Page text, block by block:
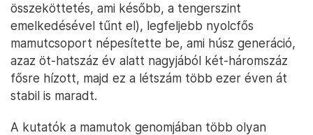
összeköttetés, ami később, a tengerszint
emelkedésével tűnt el), legfeljebb nyolcfős
mamutcsoport népesítette be, ami húsz generáció,
azaz öt-hatszáz év alatt nagyjából két-háromszáz
fősre hízott, majd ez a létszám több ezer éven át
stabil is maradt.
A kutatók a mamutok genomjában több olyan